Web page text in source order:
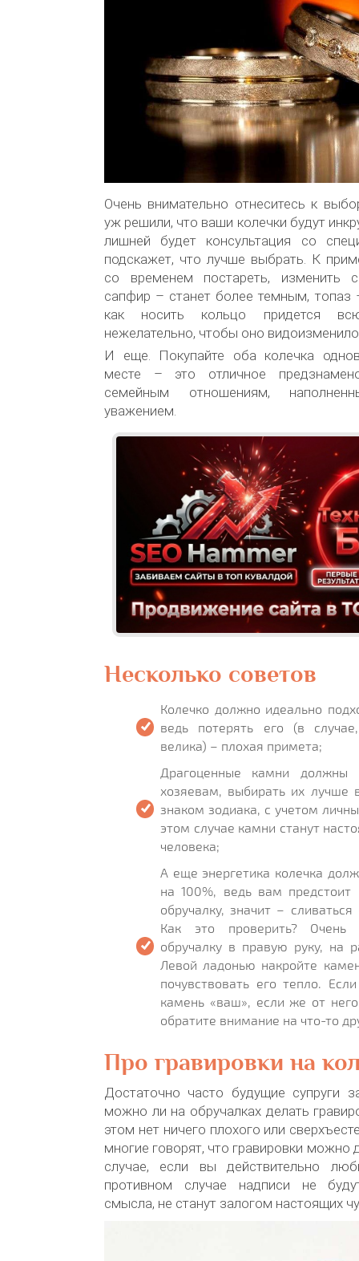
Очень внимательно отнеситесь к
уж решили, что ваши колечки будут
лишней будет консультация со
подскажет, что лучше выбрать. К
со временем постареть, изменить
сапфир – станет более темным, топаз
как носить кольцо придется
нежелательно, чтобы оно
И еще. Покупайте оба колечка
месте – это отличное
семейным отношениям,
уважением.
Несколько советов
Колечко должно идеально
ведь потерять его (в
велика) – плохая примета;
Драгоценные камни должны
хозяевам, выбирать их лучше
знаком зодиака, с учетом
этом случае камни станут
человека;
А еще энергетика колечка
на 100%, ведь вам предстоит
обручалку, значит –
Как это проверить? Очень
обручалку в правую руку, на
Левой ладонью накройте
почувствовать его тепло.
камень «ваш», если же от
обратите внимание на что-то
Про гравировки на
Достаточно часто будущие супруги
можно ли на обручалках делать
этом нет ничего плохого или
многие говорят, что гравировки можно
случае, если вы действительно
противном случае надписи не
смысла, не станут залогом настоящих